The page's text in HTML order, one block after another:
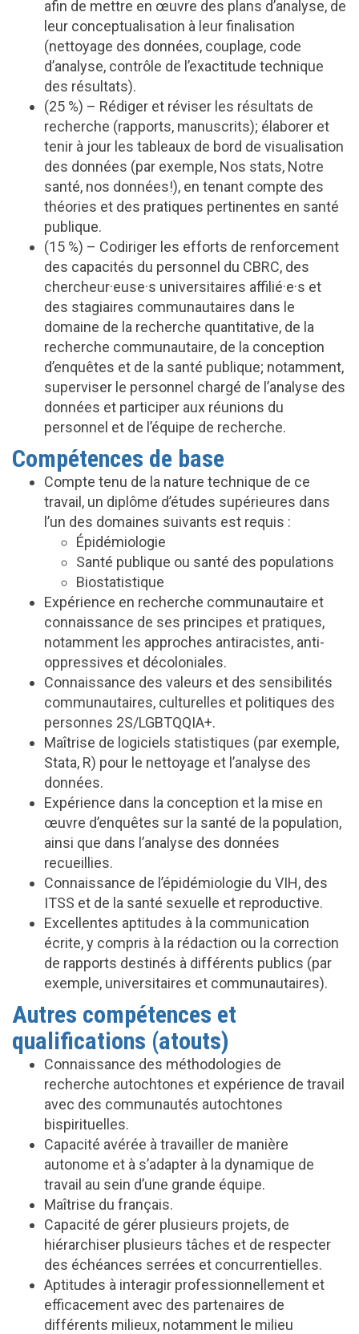
afin de mettre en œuvre des plans d’analyse, de
leur conceptualisation à leur finalisation
(nettoyage des données, couplage, code
d’analyse, contrôle de l’exactitude technique
des résultats).
(25 %) – Rédiger et réviser les résultats de
recherche (rapports, manuscrits); élaborer et
tenir à jour les tableaux de bord de visualisation
des données (par exemple, Nos stats, Notre
santé, nos données!), en tenant compte des
théories et des pratiques pertinentes en santé
publique.
(15 %) – Codiriger les efforts de renforcement
des capacités du personnel du CBRC, des
chercheur·euse·s universitaires affilié·e·s et
des stagiaires communautaires dans le
domaine de la recherche quantitative, de la
recherche communautaire, de la conception
d’enquêtes et de la santé publique; notamment,
superviser le personnel chargé de l’analyse des
données et participer aux réunions du
personnel et de l’équipe de recherche.
Compétences de base
Compte tenu de la nature technique de ce
travail, un diplôme d’études supérieures dans
l’un des domaines suivants est requis :
Épidémiologie
Santé publique ou santé des populations
Biostatistique
Expérience en recherche communautaire et
connaissance de ses principes et pratiques,
notamment les approches antiracistes, anti-
oppressives et décoloniales.
Connaissance des valeurs et des sensibilités
communautaires, culturelles et politiques des
personnes 2S/LGBTQQIA+.
Maîtrise de logiciels statistiques (par exemple,
Stata, R) pour le nettoyage et l’analyse des
données.
Expérience dans la conception et la mise en
œuvre d’enquêtes sur la santé de la population,
ainsi que dans l’analyse des données
recueillies.
Connaissance de l’épidémiologie du VIH, des
ITSS et de la santé sexuelle et reproductive.
Excellentes aptitudes à la communication
écrite, y compris à la rédaction ou la correction
de rapports destinés à différents publics (par
exemple, universitaires et communautaires).
Autres compétences et
qualifications (atouts)
Connaissance des méthodologies de
recherche autochtones et expérience de travail
avec des communautés autochtones
bispirituelles.
Capacité avérée à travailler de manière
autonome et à s’adapter à la dynamique de
travail au sein d’une grande équipe.
Maîtrise du français.
Capacité de gérer plusieurs projets, de
hiérarchiser plusieurs tâches et de respecter
des échéances serrées et concurrentielles.
Aptitudes à interagir professionnellement et
efficacement avec des partenaires de
différents milieux, notamment le milieu